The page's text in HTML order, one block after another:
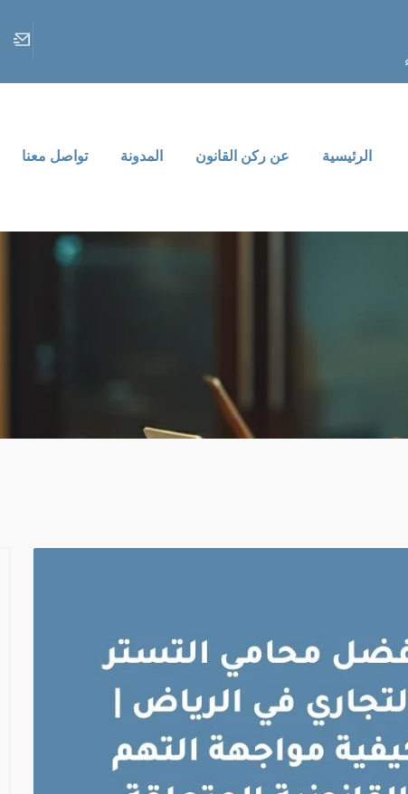
الرئيسية عن ركن القانون المدونة تواصل معنا